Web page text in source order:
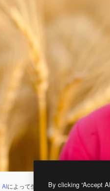
AIによって生成されたものです。 AI画像
By clicking “Accept